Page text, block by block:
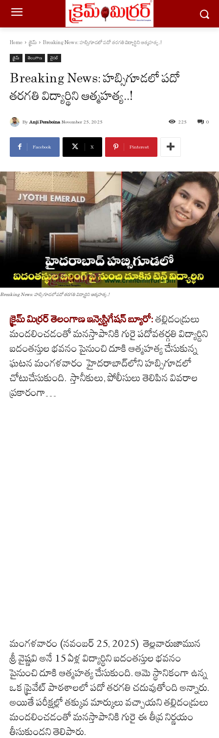
Home క్రైమ్ Breaking News: హబ్సిగూడలో పదో తరగతి విద్యార్థిని ఆత్మహత్య..!
క్రైమ్ తెలంగాణ వైరల్
Breaking News: హబ్సిగూడలో పదో
తరగతి విద్యార్థిని ఆత్మహత్య..!
By Anji Peraboina November 25, 2025 0
225
Facebook X Pinterest
Breaking News: హబ్సిగూడలో పదో తరగతి విద్యార్థిని ఆత్మహత్య..!
క్రైమ్ మిర్రర్ తెలంగాణ ఇన్వెస్టిగేషన్ బ్యూరో: తల్లిదండ్రులు
మందలించడంతో మనస్తాపానికి గురై పదోవతర్గతి విద్యార్దిని
ఐదంతస్తుల భవనం పైనుంచి దూకి ఆత్మహత్య చేసుకున్న
ఘటన మంగళవారం హైదరాబాద్‌లోని హబ్సిగూడలో
చోటుచేసుకుంది. స్తానీకులు, పోలీసులు తెలిపిన వివరాల
ప్రకారంగా…
మంగళవారం (నవంబర్ 25, 2025) తెల్లవారుజామున
శ్రీ వైష్ణవి అనే 15 ఏళ్ల విద్యార్థిని ఐదంతస్తుల భవనం
పైనుంచి దూకి ఆత్మహత్య చేసుకుంది. ఆమె స్థానికంగా ఉన్న
ఒక ప్రైవేట్ పాఠశాలలో పదో తరగతి చదువుతోంది అన్నారు.
అయితే పరీక్షల్లో తక్కువ మార్కులు వచ్చాయని తల్లిదండ్రులు
మందలించడంతో మనస్తాపానికి గురై ఈ తీవ్ర నిర్ణయం
తీసుకుందని తెలిపారు.